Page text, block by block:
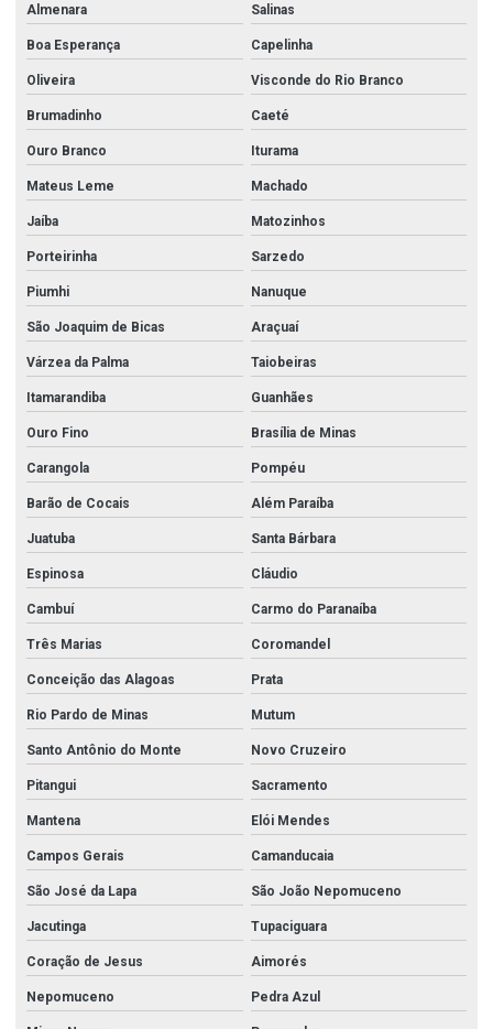
Almenara Salinas
Boa Esperança Capelinha
Oliveira Visconde do Rio Branco
Brumadinho Caeté
Ouro Branco Iturama
Mateus Leme Machado
Jaíba Matozinhos
Porteirinha Sarzedo
Piumhi Nanuque
São Joaquim de Bicas Araçuaí
Várzea da Palma Taiobeiras
Itamarandiba Guanhães
Ouro Fino Brasília de Minas
Carangola Pompéu
Barão de Cocais Além Paraíba
Juatuba Santa Bárbara
Espinosa Cláudio
Cambuí Carmo do Paranaíba
Três Marias Coromandel
Conceição das Alagoas Prata
Rio Pardo de Minas Mutum
Santo Antônio do Monte Novo Cruzeiro
Pitangui Sacramento
Mantena Elói Mendes
Campos Gerais Camanducaia
São José da Lapa São João Nepomuceno
Jacutinga Tupaciguara
Coração de Jesus Aimorés
Nepomuceno Pedra Azul